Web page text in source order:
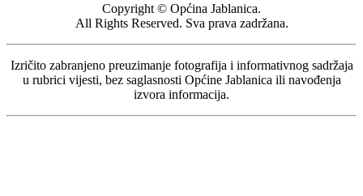
Copyright © Općina Jablanica.
All Rights Reserved. Sva prava zadržana.
Izričito zabranjeno preuzimanje fotografija i informativnog sadržaja
u rubrici vijesti, bez saglasnosti Općine Jablanica ili navođenja
izvora informacija.